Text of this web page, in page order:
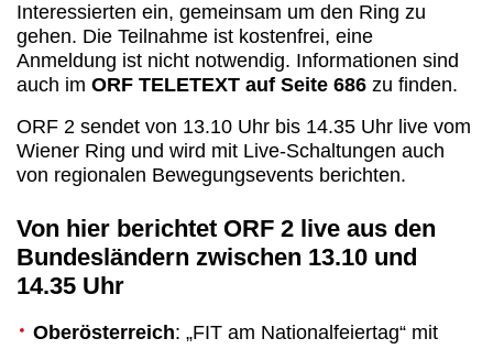
Interessierten ein, gemeinsam um den Ring zu
gehen. Die Teilnahme ist kostenfrei, eine
Anmeldung ist nicht notwendig. Informationen sind
auch im ORF TELETEXT auf Seite 686 zu finden.
ORF 2 sendet von 13.10 Uhr bis 14.35 Uhr live vom
Wiener Ring und wird mit Live-Schaltungen auch
von regionalen Bewegungsevents berichten.
Von hier berichtet ORF 2 live aus den
Bundesländern zwischen 13.10 und
14.35 Uhr
Oberösterreich: „FIT am Nationalfeiertag“ mit